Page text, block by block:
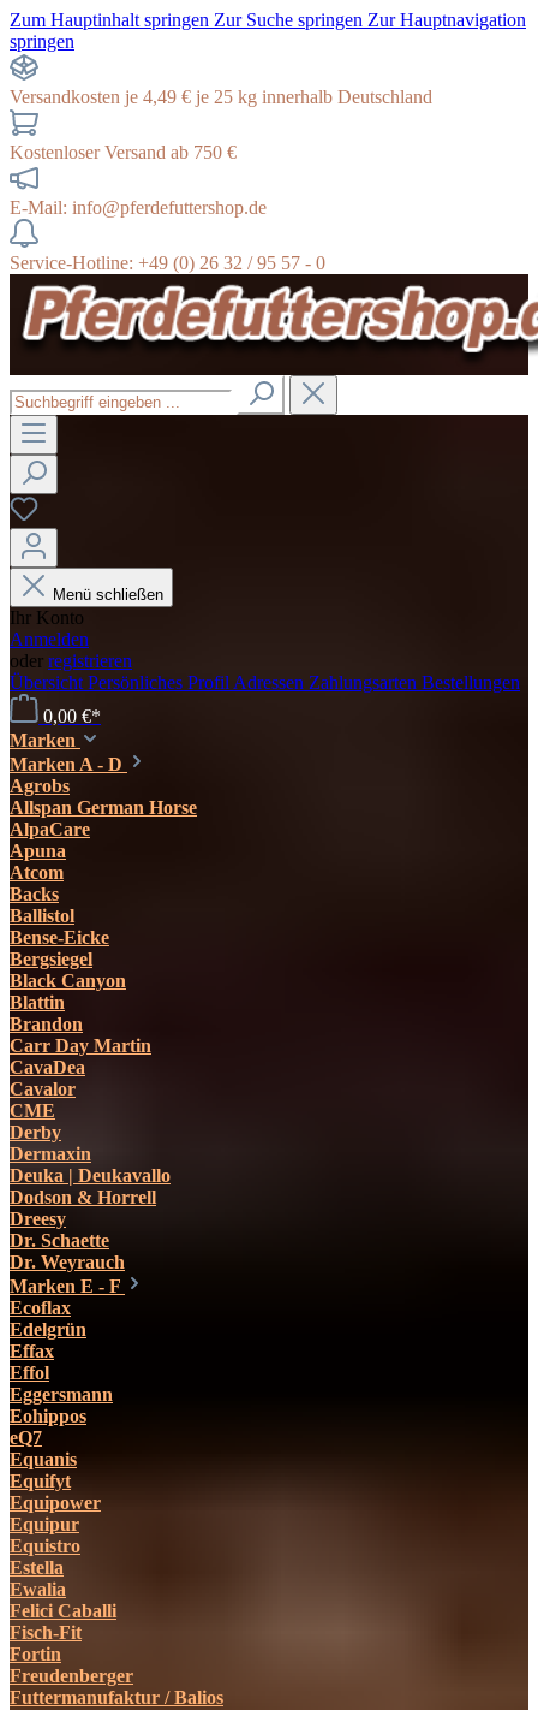
Zum Hauptinhalt springen Zur Suche springen Zur Hauptnavigation
springen
Versandkosten je 4,49 € je 25 kg innerhalb Deutschland
Kostenloser Versand ab 750 €
E-Mail: info@pferdefuttershop.de
Service-Hotline: +49 (0) 26 32 / 95 57 - 0
Menü schließen
Ihr Konto
Anmelden
oder registrieren
Übersicht Persönliches Profil Adressen Zahlungsarten Bestellungen
0,00 €*
Marken
Marken A - D
Agrobs
Allspan German Horse
AlpaCare
Apuna
Atcom
Backs
Ballistol
Bense-Eicke
Bergsiegel
Black Canyon
Blattin
Brandon
Carr Day Martin
CavaDea
Cavalor
CME
Derby
Dermaxin
Deuka | Deukavallo
Dodson & Horrell
Dreesy
Dr. Schaette
Dr. Weyrauch
Marken E - F
Ecoflax
Edelgrün
Effax
Effol
Eggersmann
Eohippos
eQ7
Equanis
Equifyt
Equipower
Equipur
Equistro
Estella
Ewalia
Felici Caballi
Fisch-Fit
Fortin
Freudenberger
Futtermanufaktur / Balios